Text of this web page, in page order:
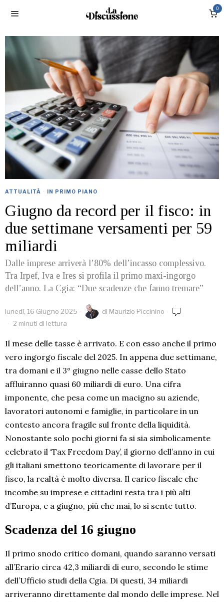
0
ATTUALITÀ · IN PRIMO PIANO
Giugno da record per il fisco: in
due settimane versamenti per 59
miliardi
Dalle imprese arriverà l’80% dell’incasso complessivo.
Tra Irpef, Iva e Ires si profila il primo maxi-ingorgo
dell’anno. La Cgia: “Due scadenze che fanno tremare”
lunedì, 16 Giugno 2025 di Maurizio Piccinino
2 minuti di lettura
Il mese delle tasse è arrivato. E con esso anche il primo
vero ingorgo fiscale del 2025. In appena due settimane,
tra domani e il 3° giugno nelle casse dello Stato
affluiranno quasi 60 miliardi di euro. Una cifra
imponente, che pesa come un macigno su aziende,
lavoratori autonomi e famiglie, in particolare in un
contesto ancora fragile sul fronte della liquidità.
Nonostante solo pochi giorni fa si sia simbolicamente
celebrato il ‘Tax Freedom Day’, il giorno dell’anno in cui
gli italiani smettono teoricamente di lavorare per il
fisco, la realtà è molto diversa. Il carico fiscale che
incombe su imprese e cittadini resta tra i più alti
d’Europa, e a giugno, più che mai, lo si sente tutto.
Scadenza del 16 giugno
Il primo snodo critico domani, quando saranno versati
all’Erario circa 42,3 miliardi di euro, secondo le stime
dell’Ufficio studi della Cgia. Di questi, 34 miliardi
arriveranno direttamente dal mondo delle imprese. Nel